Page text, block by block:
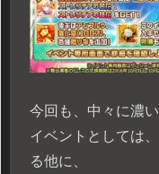
今回も、中々に濃
イベントとしては
る他に、